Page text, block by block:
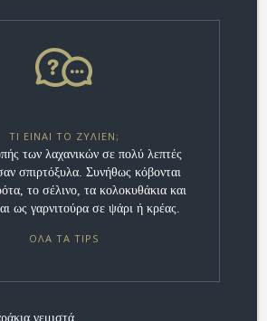
ΤΙ ΕΊΝΑΙ ΤΟ ΖΥΛΙΈΝ;
των λαχανικών σε πολύ λεπτές
σπιρτόξυλα. Συνήθως κόβονται
το σέλινο, τα κολοκυθάκια και
ως γαρνιτούρα σε ψάρι ή κρέας.
ΟΛΑ ΤΑ TIPS
γεμιστά